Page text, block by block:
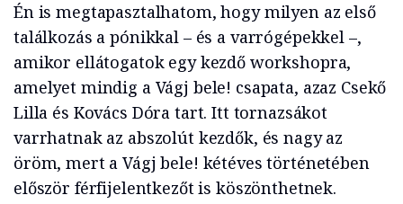
Én is megtapasztalhatom, hogy milyen az első
találkozás a pónikkal – és a varrógépekkel –,
amikor ellátogatok egy kezdő workshopra,
amelyet mindig a Vágj bele! csapata, azaz Csekő
Lilla és Kovács Dóra tart. Itt tornazsákot
varrhatnak az abszolút kezdők, és nagy az
öröm, mert a Vágj bele! kétéves történetében
először férfijelentkezőt is köszönthetnek.